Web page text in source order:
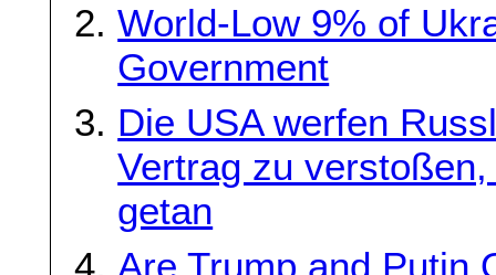
World-Low 9% of
Government
Die USA werfen
Vertrag zu
getan
Are Trump and Putin